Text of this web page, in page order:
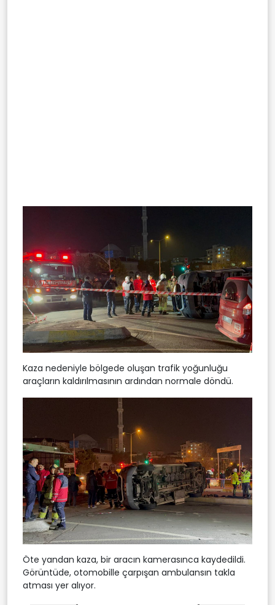
Kaza nedeniyle bölgede oluşan trafik yoğunluğu
araçların kaldırılmasının ardından normale döndü.
Öte yandan kaza, bir aracın kamerasınca kaydedildi.
Görüntüde, otomobille çarpışan ambulansın takla
atması yer alıyor.